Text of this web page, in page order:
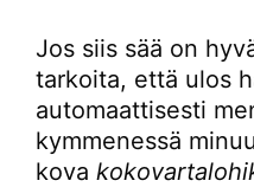
Jos siis sää on
tarkoita, että ulos
automaattisesti
kymmenessä
kova